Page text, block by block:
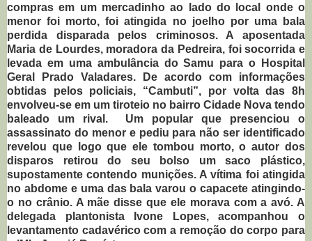
compras em um mercadinho ao lado do local onde o
menor foi morto, foi atingida no joelho por uma bala
perdida disparada pelos criminosos. A aposentada
Maria de Lourdes, moradora da Pedreira, foi socorrida e
levada em uma ambulância do Samu para o Hospital
Geral Prado Valadares. De acordo com informações
obtidas pelos policiais, “Cambuti”, por volta das 8h
envolveu-se em um tiroteio no bairro Cidade Nova tendo
baleado um rival. Um popular que presenciou o
assassinato do menor e pediu para não ser identificado
revelou que logo que ele tombou morto, o autor dos
disparos retirou do seu bolso um saco plástico,
supostamente contendo munições. A vítima foi atingida
no abdome e uma das bala varou o capacete atingindo-
o no crânio. A mãe disse que ele morava com a avó. A
delegada plantonista Ivone Lopes, acompanhou o
levantamento cadavérico com a remoção do corpo para